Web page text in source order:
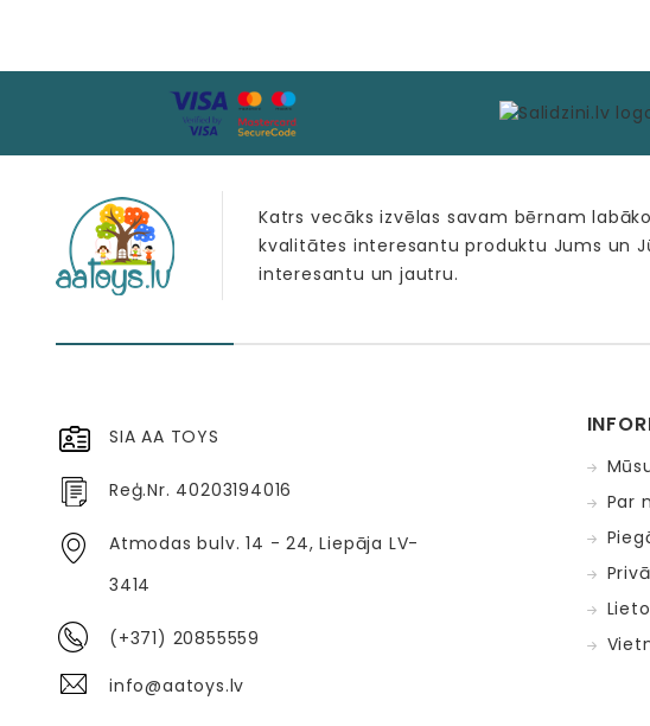
Katrs vecāks izvēlas savam bērnam
kvalitātes interesantu produktu Jums un
interesantu un jautru.
SIA AA TOYS
Reģ.Nr. 40203194016
Atmodas bulv. 14 - 24, Liepāja LV-
3414
(+371) 20855559
info@aatoys.lv
Par